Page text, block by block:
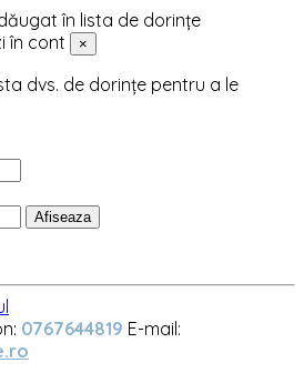
în lista de dorințe
în cont
×
dvs. de dorințe pentru a le
Afiseaza
0767644819 E-mail: